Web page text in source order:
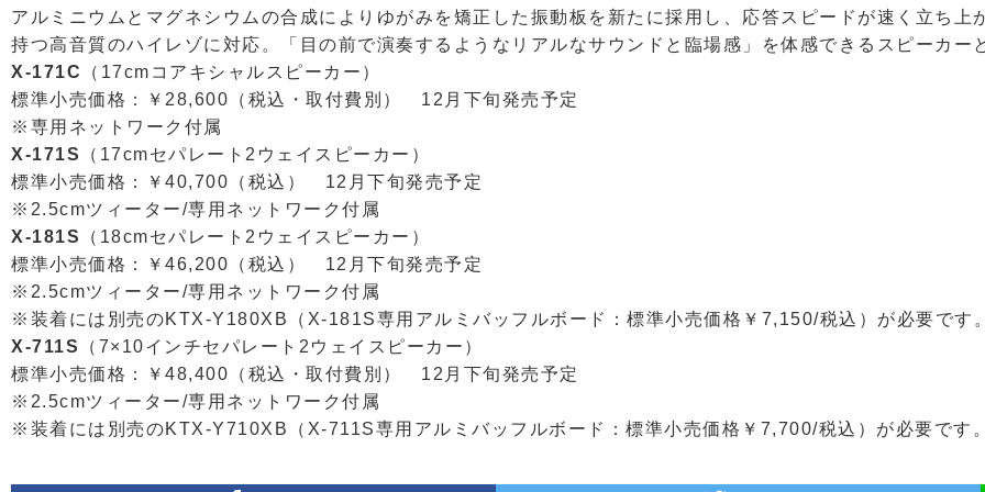
アルミニウムとマグネシウムの合成によりゆがみを矯正した振動板を新たに採用し、応答スピードが速く立ち
持つ高音質のハイレゾに対応。「目の前で演奏するようなリアルなサウンドと臨場感」を体感できるスピーカー
X-171C
（17cmコアキシャルスピーカー）
標準小売価格：￥28,600（税込・取付費別） 12月下旬発売予定
※専用ネットワーク付属
X-171S
（17cmセパレート2ウェイスピーカー）
標準小売価格：￥40,700（税込） 12月下旬発売予定
※2.5cmツィーター/専用ネットワーク付属
X-181S
（18cmセパレート2ウェイスピーカー）
標準小売価格：￥46,200（税込） 12月下旬発売予定
※2.5cmツィーター/専用ネットワーク付属
※装着には別売のKTX-Y180XB（X-181S専用アルミバッフルボード：標準小売価格￥7,150/税込）が必要です
X-711S
（7×10インチセパレート2ウェイスピーカー）
標準小売価格：￥48,400（税込・取付費別） 12月下旬発売予定
※2.5cmツィーター/専用ネットワーク付属
※装着には別売のKTX-Y710XB（X-711S専用アルミバッフルボード：標準小売価格￥7,700/税込）が必要です